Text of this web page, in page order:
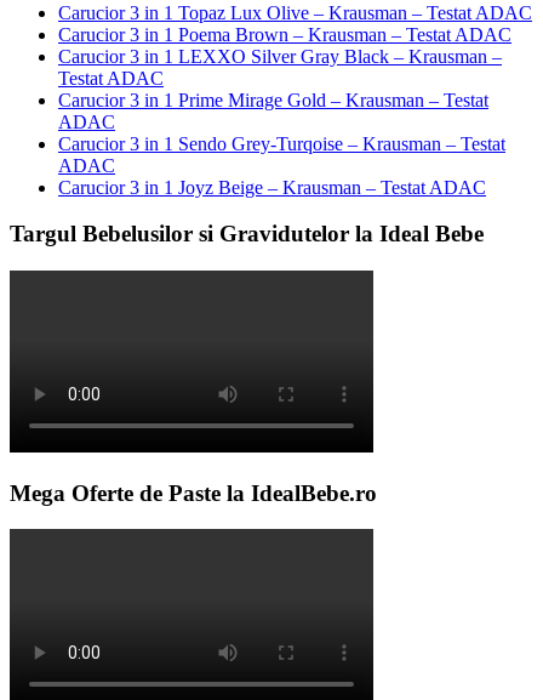
Carucior 3 in 1 Topaz Lux Olive – Krausman – Testat ADAC
Carucior 3 in 1 Poema Brown – Krausman – Testat ADAC
Carucior 3 in 1 LEXXO Silver Gray Black – Krausman –
Testat ADAC
Carucior 3 in 1 Prime Mirage Gold – Krausman – Testat
ADAC
Carucior 3 in 1 Sendo Grey-Turqoise – Krausman – Testat
ADAC
Carucior 3 in 1 Joyz Beige – Krausman – Testat ADAC
Targul Bebelusilor si Gravidutelor la Ideal Bebe
Mega Oferte de Paste la IdealBebe.ro